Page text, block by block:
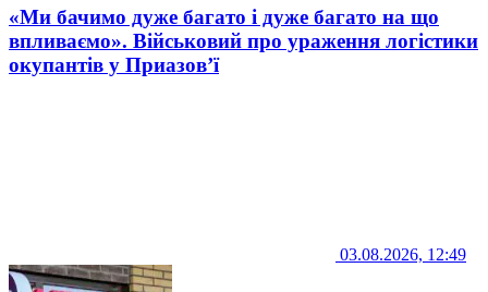
«Ми бачимо дуже багато і дуже багато на що
впливаємо». Військовий про ураження логістики
окупантів у Приазов’ї
03.08.2026, 12:49